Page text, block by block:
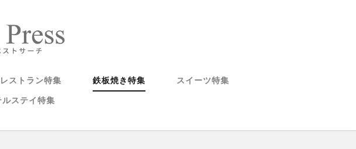
ストラン特集 鉄板焼き特集 スイーツ特集
ルステイ特集